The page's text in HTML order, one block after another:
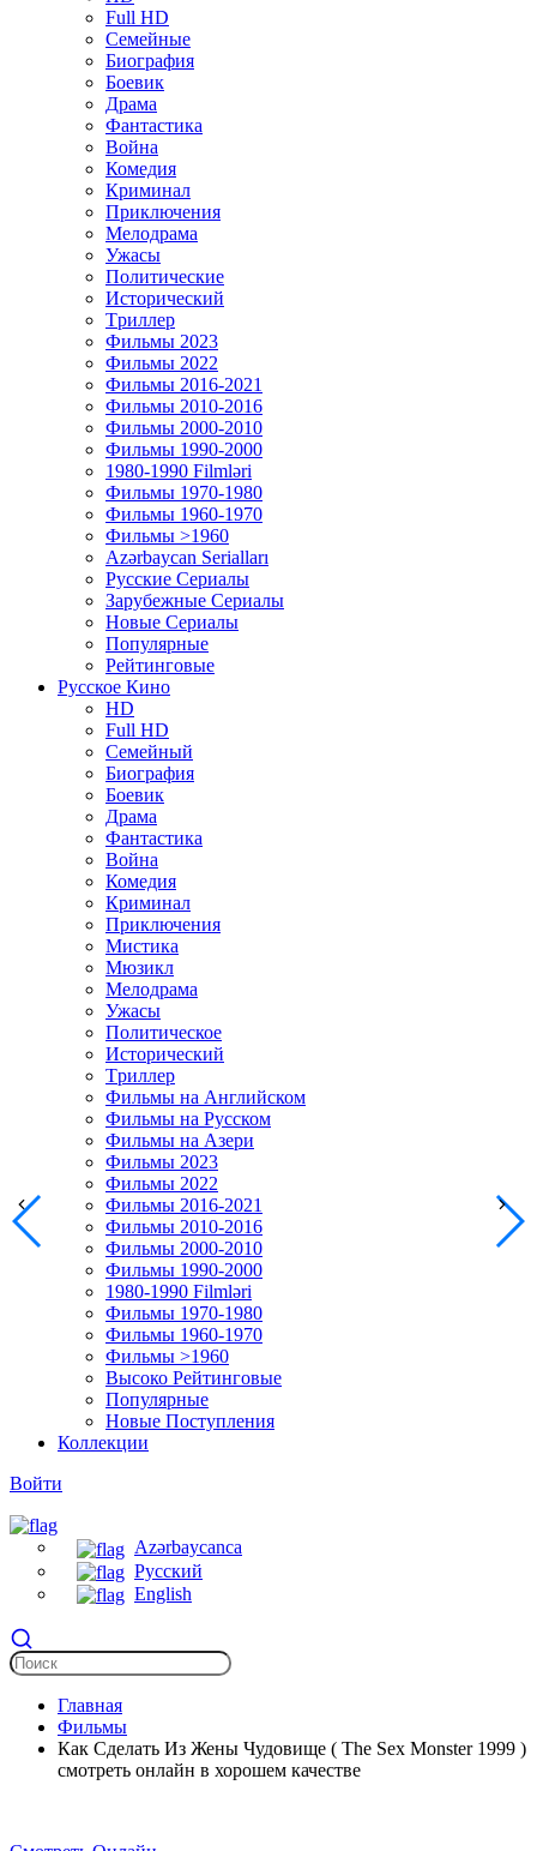
Full HD
Семейные
Биография
Боевик
Драма
Фантастика
Война
Комедия
Криминал
Приключения
Мелодрама
Ужасы
Политические
Исторический
Tриллер
Фильмы 2023
Фильмы 2022
Фильмы 2016-2021
Фильмы 2010-2016
Фильмы 2000-2010
Фильмы 1990-2000
1980-1990 Filmləri
Фильмы 1970-1980
Фильмы 1960-1970
Фильмы >1960
Azərbaycan Serialları
Русские Сериалы
Зарубежные Сериалы
Новые Сериалы
Популярные
Рейтинговые
Русское Кино
HD
Full HD
Семейный
Биография
Боевик
Драма
Фантастика
Война
Комедия
Криминал
Приключения
Мистика
Мюзикл
Мелодрама
Ужасы
Политическое
Исторический
Tриллер
Фильмы на Английском
Фильмы на Русском
Фильмы на Азери
Фильмы 2023
Фильмы 2022
Фильмы 2016-2021
Фильмы 2010-2016
Фильмы 2000-2010
Фильмы 1990-2000
1980-1990 Filmləri
Фильмы 1970-1980
Фильмы 1960-1970
Фильмы >1960
Высоко Рейтинговые
Популярные
Новые Поступления
Коллекции
Войти
Azərbaycanca
Русский
English
Главная
Фильмы
Как Сделать Из Жены Чудовище ( The Sex Monster 1999 )
смотреть онлайн в хорошем качестве